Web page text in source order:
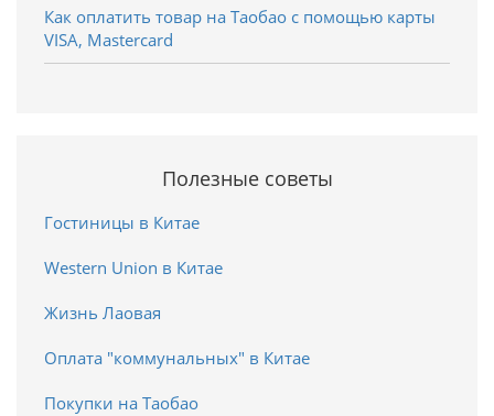
Как оплатить товар на Таобао с помощью карты
VISA, Mastercard
Полезные советы
Гостиницы в Китае
Western Union в Китае
Жизнь Лаовая
Оплата "коммунальных" в Китае
Покупки на Таобао